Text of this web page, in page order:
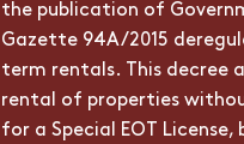
the publication of
Gazette 94A/2015
term rentals. This decree
rental of properties
for a Special EOT License,